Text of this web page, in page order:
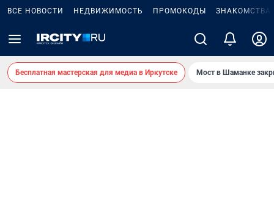
ВСЕ НОВОСТИ НЕДВИЖИМОСТЬ ПРОМОКОДЫ ЗНАКОМСТВА
Бесплатная мастерская для медиа в Иркутске Мост в Шаманке